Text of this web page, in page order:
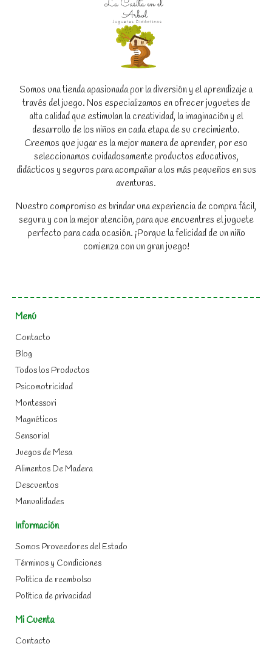
Somos una tienda apasionada por la diversión y el aprendizaje a
través del juego. Nos especializamos en ofrecer juguetes de
alta calidad que estimulan la creatividad, la imaginación y el
desarrollo de los niños en cada etapa de su crecimiento.
Creemos que jugar es la mejor manera de aprender, por eso
seleccionamos cuidadosamente productos educativos,
didácticos y seguros para acompañar a los más pequeños en sus
aventuras.
Nuestro compromiso es brindar una experiencia de compra fácil,
segura y con la mejor atención, para que encuentres el juguete
perfecto para cada ocasión. ¡Porque la felicidad de un niño
comienza con un gran juego!
Menú
Contacto
Blog
Todos los Productos
Psicomotricidad
Montessori
Magnéticos
Sensorial
Juegos de Mesa
Alimentos De Madera
Descuentos
Manualidades
Información
Somos Proveedores del Estado
Términos y Condiciones
Política de reembolso
Política de privacidad
Mi Cuenta
Contacto